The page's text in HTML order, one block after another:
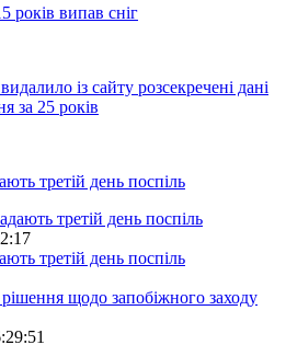
років випав сніг
із сайту розсекречені дані
за 25 років
третій день поспіль
третій день поспіль